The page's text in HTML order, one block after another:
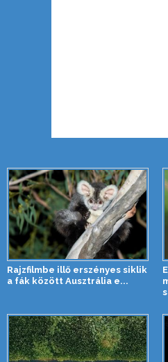
Rajzfilmbe illő erszényes siklik
a fák között Ausztrália e...